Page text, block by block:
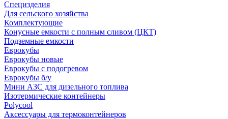
Специзделия
Для сельского хозяйства
Комплектующие
Конусные емкости с полным сливом (ЦКТ)
Подземные емкости
Еврокубы
Еврокубы новые
Еврокубы с подогревом
Еврокубы б/у
Мини АЗС для дизельного топлива
Изотермические контейнеры
Polycool
Аксессуары для термоконтейнеров